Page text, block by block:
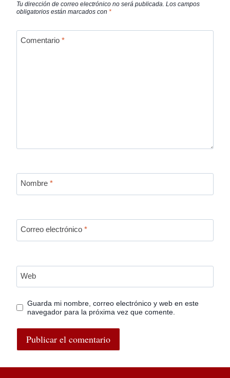
Tu dirección de correo electrónico no será publicada. Los campos
obligatorios están marcados con *
Comentario *
Nombre *
Correo electrónico *
Web
Guarda mi nombre, correo electrónico y web en este
navegador para la próxima vez que comente.